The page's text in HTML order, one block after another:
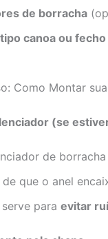
de borracha
canoa ou fecho
Como Montar
(se
de
que o anel
para evitar